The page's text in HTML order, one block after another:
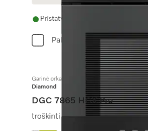
Pristatymas per 14 - 28 dienas
Palyginkite
Garinė orkaitė be rankenėlių su gėlo
Diamond
DGC 7865 HCX Pro
troškinti garuose, kepti, kepinti,